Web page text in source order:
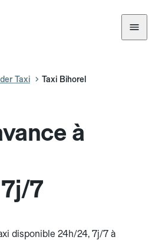
Taxi Taxi Bihorel
à
7
disponible 24h/24, 7j/7 à